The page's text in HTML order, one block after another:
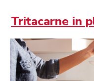
Tritacarne in